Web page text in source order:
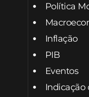
Política
Inflação
PIB
Eventos
Indicação